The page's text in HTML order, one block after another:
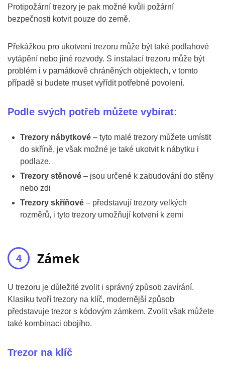
Protipožární trezory je pak možné kvůli požární
bezpečnosti kotvit pouze do země.
Překážkou pro ukotvení trezoru může být také podlahové
vytápění nebo jiné rozvody. S instalací trezoru může být
problém i v památkově chráněných objektech, v tomto
případě si budete muset vyřídit potřebné povolení.
Podle svých potřeb můžete vybírat:
Trezory nábytkové – tyto malé trezory můžete umístit
do skříně, je však možné je také ukotvit k nábytku i
podlaze.
Trezory stěnové – jsou určené k zabudování do stěny
nebo zdi
Trezory skříňové – představují trezory velkých
rozměrů, i tyto trezory umožňují kotvení k zemi
Zámek
U trezoru je důležité zvolit i správný způsob zavírání.
Klasiku tvoří trezory na klíč, modernější způsob
představuje trezor s kódovým zámkem. Zvolit však můžete
také kombinaci obojího.
Trezor na klíč